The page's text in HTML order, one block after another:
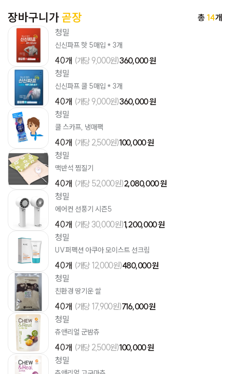
장바구니가곧장 총 14개
청밀
신신파프 핫 5매입 * 3개
40개 (개당 9,000원)360,000 원
청밀
신신파프 쿨 5매입 * 3개
40개 (개당 9,000원)360,000 원
청밀
쿨 스카프, 냉매팩
40개 (개당 2,500원)100,000 원
청밀
맥반석 찜질기
40개 (개당 52,000원)2,080,000 원
청밀
에어컨 선풍기 시즌5
40개 (개당 30,000원)1,200,000 원
청밀
UV퍼펙션 아쿠아 모이스트 선크림
40개 (개당 12,000원)480,000 원
청밀
친환경 땅기운 쌀
40개 (개당 17,900원)716,000 원
청밀
츄앤리얼 군밤츄
40개 (개당 2,500원)100,000 원
청밀